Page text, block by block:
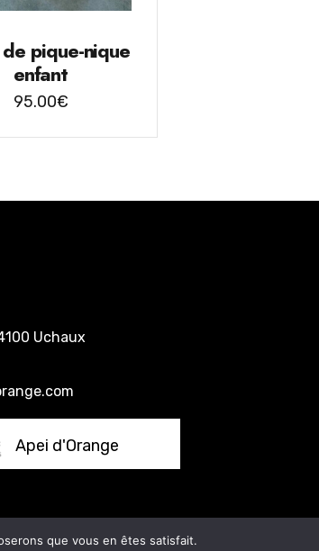
pique-nique
enfant
95.00€
Uchaux
Apei d'Orange
que vous en êtes satisfait.